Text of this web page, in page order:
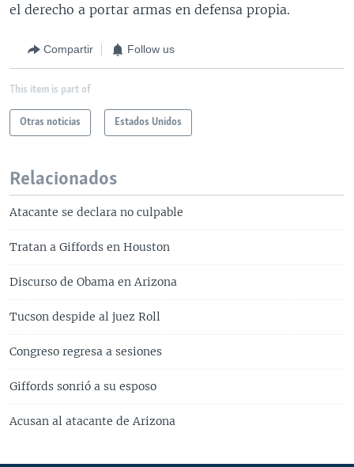
el derecho a portar armas en defensa propia.
Compartir Follow us
This item is part of
Otras noticias Estados Unidos
Relacionados
Atacante se declara no culpable
Tratan a Giffords en Houston
Discurso de Obama en Arizona
Tucson despide al juez Roll
Congreso regresa a sesiones
Giffords sonrió a su esposo
Acusan al atacante de Arizona